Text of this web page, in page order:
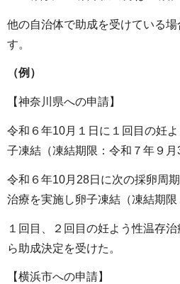
他の自治体で助成を受けている場
す。
（例）
【神奈川県への申請】
令和６年10月１日に１回目の妊
子凍結（凍結期限：令和７年９月
令和６年10月28日に次の採卵周
治療を実施し卵子凍結（凍結期限
１回目、２回目の妊よう性温存
ら助成決定を受けた。
【横浜市への申請】